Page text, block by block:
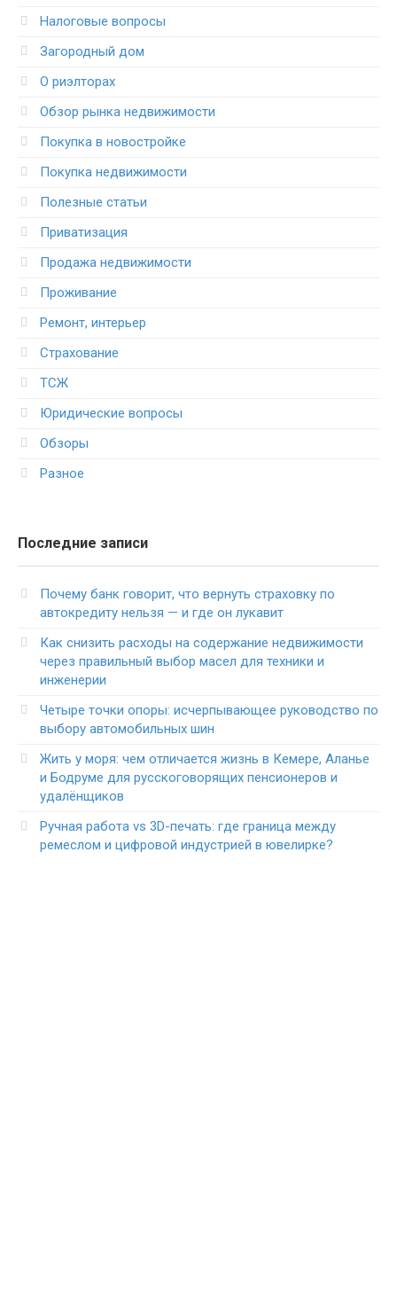
Налоговые вопросы
Загородный дом
О риэлторах
Обзор рынка недвижимости
Покупка в новостройке
Покупка недвижимости
Полезные статьи
Приватизация
Продажа недвижимости
Проживание
Ремонт, интерьер
Страхование
ТСЖ
Юридические вопросы
Обзоры
Разное
Последние записи
Почему банк говорит, что вернуть страховку по
автокредиту нельзя — и где он лукавит
Как снизить расходы на содержание недвижимости
через правильный выбор масел для техники и
инженерии
Четыре точки опоры: исчерпывающее руководство по
выбору автомобильных шин
Жить у моря: чем отличается жизнь в Кемере, Аланье
и Бодруме для русскоговорящих пенсионеров и
удалёнщиков
Ручная работа vs 3D-печать: где граница между
ремеслом и цифровой индустрией в ювелирке?